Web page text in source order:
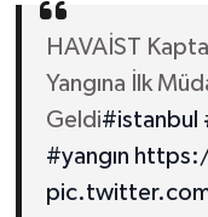
HAVAİST
Yangına İlk
Geldi#istanbul
#yangın